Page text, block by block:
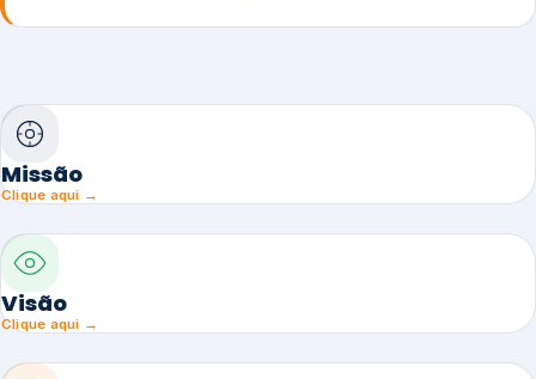
Missão
Clique aqui →
Visão
Clique aqui →